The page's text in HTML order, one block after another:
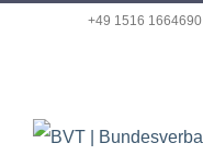
+49 1516 1664690